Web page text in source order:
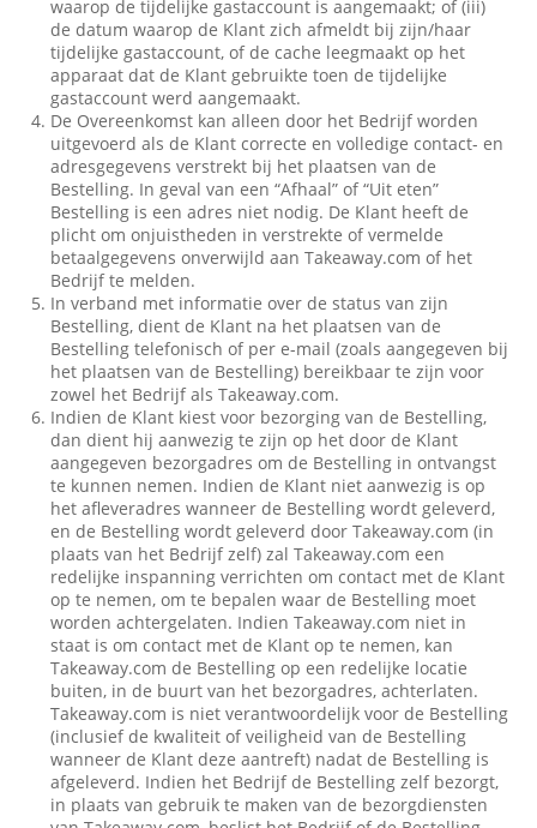
waarop de tijdelijke gastaccount is aangemaakt; of (iii)
de datum waarop de Klant zich afmeldt bij zijn/haar
tijdelijke gastaccount, of de cache leegmaakt op het
apparaat dat de Klant gebruikte toen de tijdelijke
gastaccount werd aangemaakt.
De Overeenkomst kan alleen door het Bedrijf worden
uitgevoerd als de Klant correcte en volledige contact- en
adresgegevens verstrekt bij het plaatsen van de
Bestelling. In geval van een “Afhaal” of “Uit eten”
Bestelling is een adres niet nodig. De Klant heeft de
plicht om onjuistheden in verstrekte of vermelde
betaalgegevens onverwijld aan Takeaway.com of het
Bedrijf te melden.
In verband met informatie over de status van zijn
Bestelling, dient de Klant na het plaatsen van de
Bestelling telefonisch of per e-mail (zoals aangegeven bij
het plaatsen van de Bestelling) bereikbaar te zijn voor
zowel het Bedrijf als Takeaway.com.
Indien de Klant kiest voor bezorging van de Bestelling,
dan dient hij aanwezig te zijn op het door de Klant
aangegeven bezorgadres om de Bestelling in ontvangst
te kunnen nemen. Indien de Klant niet aanwezig is op
het afleveradres wanneer de Bestelling wordt geleverd,
en de Bestelling wordt geleverd door Takeaway.com (in
plaats van het Bedrijf zelf) zal Takeaway.com een
redelijke inspanning verrichten om contact met de Klant
op te nemen, om te bepalen waar de Bestelling moet
worden achtergelaten. Indien Takeaway.com niet in
staat is om contact met de Klant op te nemen, kan
Takeaway.com de Bestelling op een redelijke locatie
buiten, in de buurt van het bezorgadres, achterlaten.
Takeaway.com is niet verantwoordelijk voor de Bestelling
(inclusief de kwaliteit of veiligheid van de Bestelling
wanneer de Klant deze aantreft) nadat de Bestelling is
afgeleverd. Indien het Bedrijf de Bestelling zelf bezorgt,
in plaats van gebruik te maken van de bezorgdiensten